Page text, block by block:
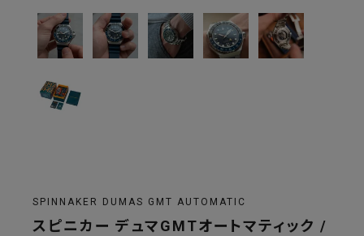
SPINNAKER DUMAS GMT AUTOMATIC
スピニカー デュマGMTオートマティック /